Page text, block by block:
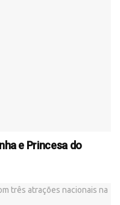
e Princesa do